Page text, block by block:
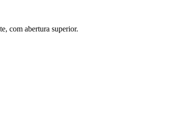
com abertura superior.